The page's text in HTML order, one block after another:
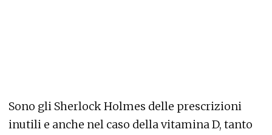
Sono gli Sherlock Holmes delle prescrizioni
inutili e anche nel caso della vitamina D, tanto